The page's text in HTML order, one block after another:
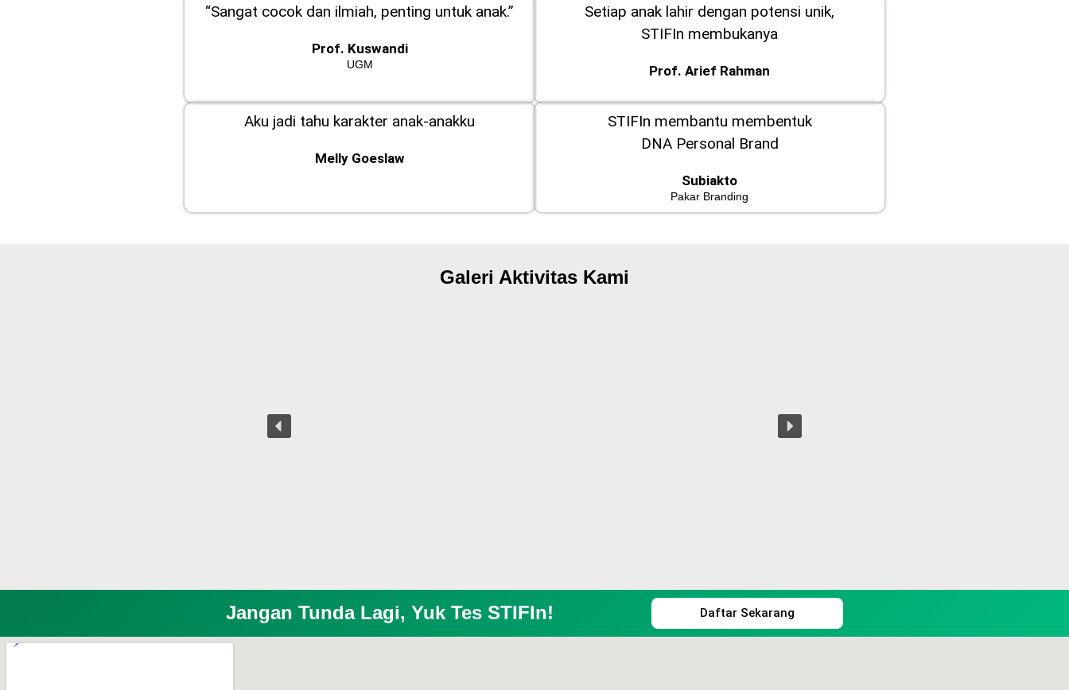
“Sangat cocok dan ilmiah, penting untuk anak.”
Prof. Kuswandi
UGM
Setiap anak lahir dengan potensi unik,
STIFIn membukanya
Prof. Arief Rahman
Aku jadi tahu karakter anak-anakku
Melly Goeslaw
STIFIn membantu membentuk
DNA Personal Brand
Subiakto
Pakar Branding
Galeri Aktivitas Kami
Jangan Tunda Lagi, Yuk Tes STIFIn! Daftar Sekarang